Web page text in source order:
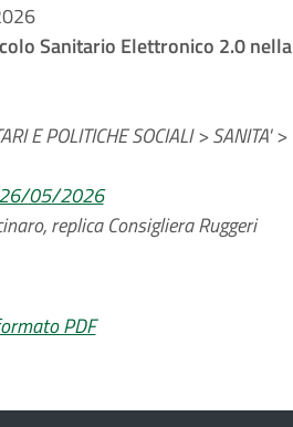
Sanitario Elettronico 2.0
E POLITICHE SOCIALI >
26/05/2026
replica Consigliera Ruggeri
PDF